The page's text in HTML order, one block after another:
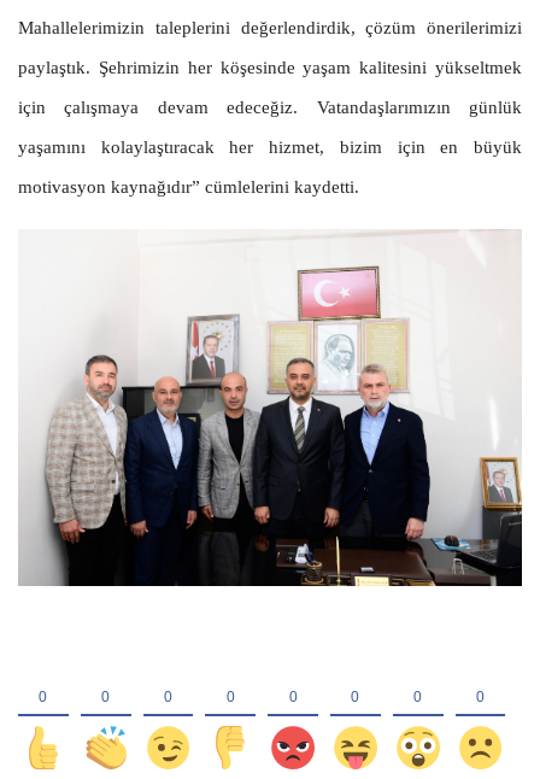
Mahallelerimizin taleplerini değerlendirdik, çözüm önerilerimizi
paylaştık. Şehrimizin her köşesinde yaşam kalitesini yükseltmek
için çalışmaya devam edeceğiz. Vatandaşlarımızın günlük
yaşamını kolaylaştıracak her hizmet, bizim için en büyük
motivasyon kaynağıdır” cümlelerini kaydetti.